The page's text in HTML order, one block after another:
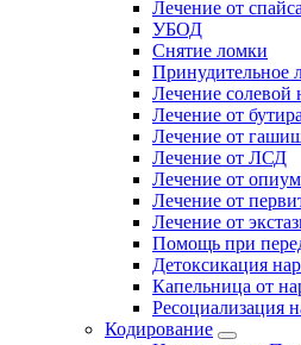
Лечение от спайса
УБОД
Снятие ломки
Принудительное
Лечение солевой
Лечение от
Лечение от
Лечение от ЛСД
Лечение от
Лечение от
Лечение от
Помощь при
Детоксикация
Капельница от
Ресоциализация
Кодирование